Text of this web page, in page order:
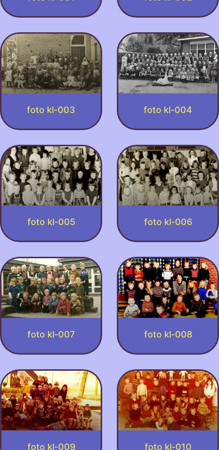
foto kl-003 foto kl-004
foto kl-005 foto kl-006
foto kl-007 foto kl-008
foto kl-009 foto kl-010